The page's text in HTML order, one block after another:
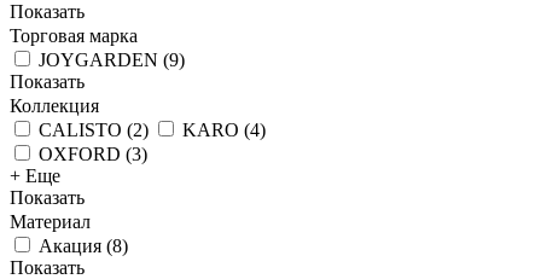
Показать
Торговая марка
JOYGARDEN (9)
Показать
Коллекция
CALISTO (2) KARO (4)
OXFORD (3)
+ Еще
Показать
Материал
Акация (8)
Показать